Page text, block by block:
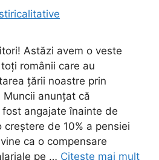
stiricalitative
Astăzi avem o veste
românii care au
țării noastre prin
Muncii anunțat că
angajate înainte de
creștere de 10% a pensiei
ca o compensare
pe … Citește mai mult